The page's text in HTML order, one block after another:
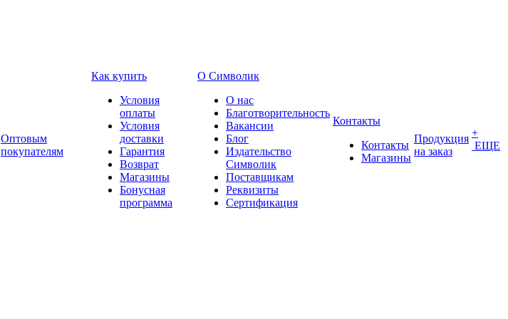
Оптовым
покупателям
Как купить
Условия
оплаты
Условия
доставки
Гарантия
Возврат
Магазины
Бонусная
программа
О Символик
О нас
Благотворительность
Вакансии
Блог
Издательство
Символик
Поставщикам
Реквизиты
Сертификация
Контакты
Контакты
Магазины
Продукция
на заказ
+
ЕЩЕ